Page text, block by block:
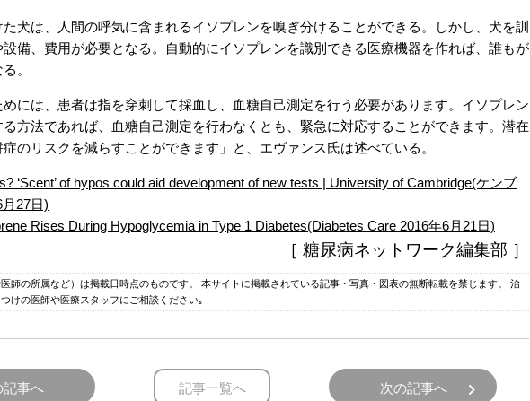
犬は、人間の呼気に含まれるイソプレンを嗅ぎ分けることができる。しかし、犬を訓
備、費用が必要となる。自動的にイソプレンを識別できる医療機器を作れば、誰もが
。
には、患者は指を穿刺して採血し、血糖自己測定を行う必要があります。イソプレン
方法であれば、血糖自己測定を行わなくとも、緊急に対応することができます。潜在
のリスクを減らすことができます」と、エヴァンス氏は述べている。
‘Scent’ of hypos could aid development of new tests | University of Cambridge(ケンブ
27日)
Rises During Hypoglycemia in Type 1 Diabetes(Diabetes Care 2016年6月21日)
［ 糖尿病ネットワーク編集部 ］
師の所属など）は掲載日時点のものです。 本サイトに掲載されている記事・写真・図表の無断転載を禁じます。 治
けの医師や医療スタッフにご相談ください｡
記事へ 記事一覧へ 次の記事へ